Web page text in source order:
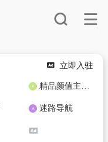
立即入驻
精品颜值主播定制
迷路导航